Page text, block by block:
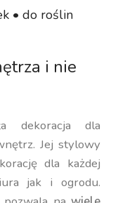
• do roślin
i nie
dekoracja dla
Jej stylowy
dla każdej
jak i ogrodu.